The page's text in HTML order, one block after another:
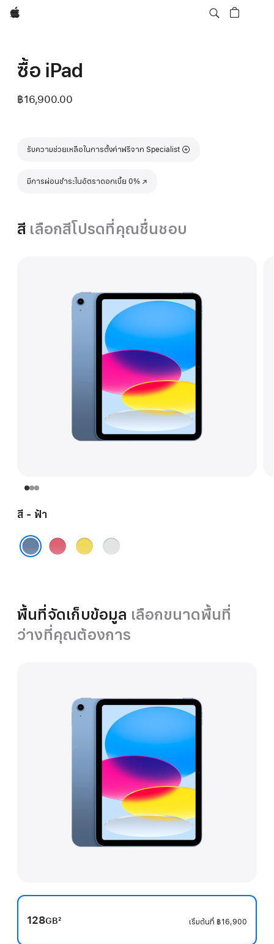
Apple
ซื้อ iPad
฿16,900.00
รับความช่วยเหลือในการตั้งค่าฟรีจาก Specialist
มีการผ่อนชำระในอัตราดอกเบี้ย 0%
(เปิดในหน้าต่างใหม่)
สี เลือกสีโปรดที่คุณชื่นชอบ
สี - ฟ้า
ชมพู เหลืองเงิน
พื้นที่จัดเก็บข้อมูล เลือกขนาดพื้นที่
ว่างที่คุณต้องการ
128GB2 เริ่มต้นที่ ฿16,900